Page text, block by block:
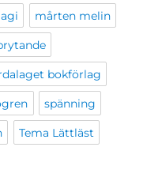
mårten melin
bokförlag
spänning
Tema Lättläst